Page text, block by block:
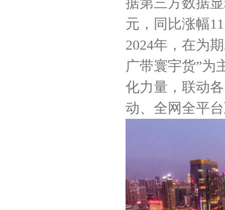
元，同比涨幅
2024年，在为
广带寰宇货”为
化力量，联动
动、全网全平